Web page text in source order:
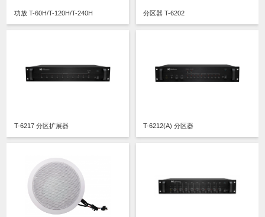
功放 T-60H/T-120H/T-240H 分区器 T-6202
T-6217 分区扩展器 T-6212(A) 分区器